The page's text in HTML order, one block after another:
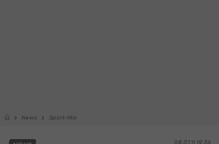
News Sport-Mix
08.07.11 19:36